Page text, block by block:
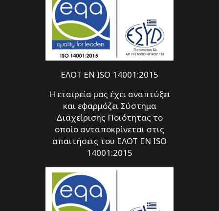
ΕΛΟΤ EN ISO 14001:2015
Η εταιρεία μας έχει αναπτύξει
και εφαρμόζει Σύστημα
Διαχείρισης Ποιότητας το
οποίο ανταποκρίνεται στις
απαιτήσεις του ΕΛΟΤ EN ISO
14001:2015